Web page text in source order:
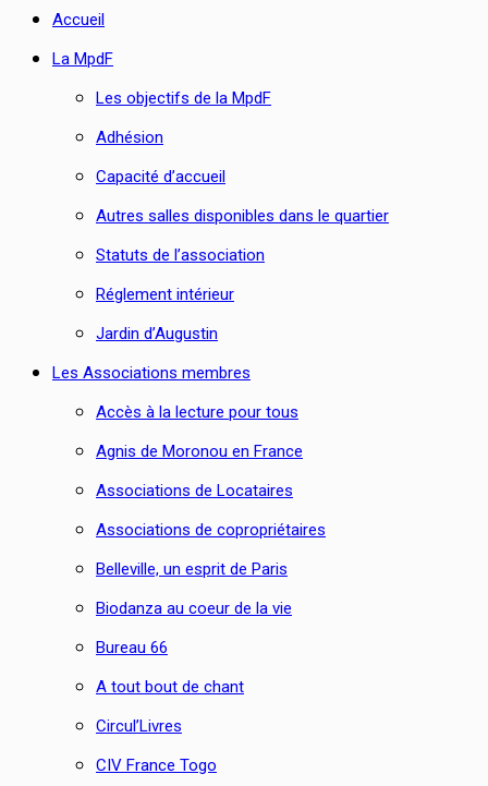
Accueil
La MpdF
Les objectifs de la MpdF
Adhésion
Capacité d’accueil
Autres salles disponibles dans le quartier
Statuts de l’association
Réglement intérieur
Jardin d’Augustin
Les Associations membres
Accès à la lecture pour tous
Agnis de Moronou en France
Associations de Locataires
Associations de copropriétaires
Belleville, un esprit de Paris
Biodanza au coeur de la vie
Bureau 66
A tout bout de chant
Circul’Livres
CIV France Togo